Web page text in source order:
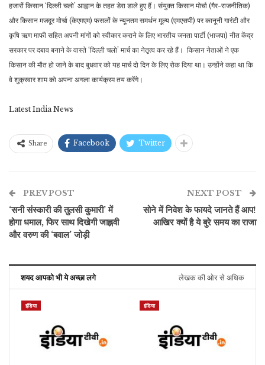
हजारों किसान ‘दिल्ली चलो’ आह्वान के तहत डेरा डाले हुए हैं। संयुक्त किसान मोर्चा (गैर-राजनीतिक)
और किसान मजदूर मोर्चा (केएमएम) फसलों के न्यूनतम समर्थन मूल्य (एमएसपी) पर कानूनी गारंटी और
कृषि ऋण माफी सहित अपनी मांगों को स्वीकार कराने के लिए भारतीय जनता पार्टी (भाजपा) नीत केंद्र
सरकार पर दबाव बनाने के वास्ते ‘दिल्ली चलो’ मार्च का नेतृत्व कर रहे हैं। किसान नेताओं ने एक
किसान की मौत हो जाने के बाद बुधवार को यह मार्च दो दिन के लिए रोक दिया था। उन्होंने कहा था कि
वे शुक्रवार शाम को अपना अगला कार्यक्रम तय करेंगे।
Latest India News
Share Facebook Twitter
PREV POST
‘सनी संस्कारी की तुलसी कुमारी’ में
होगा धमाल, फिर साथ दिखेगी जाह्नवी
और वरुण की ‘बवाल’ जोड़ी
NEXT POST
सोने में निवेश के फायदे जानते हैं आप!
आखिर क्यों है ये बुरे समय का राजा
शयद आपको भी ये अच्छा लगे लेखक की ओर से अधिक
इंडिया इंडिया